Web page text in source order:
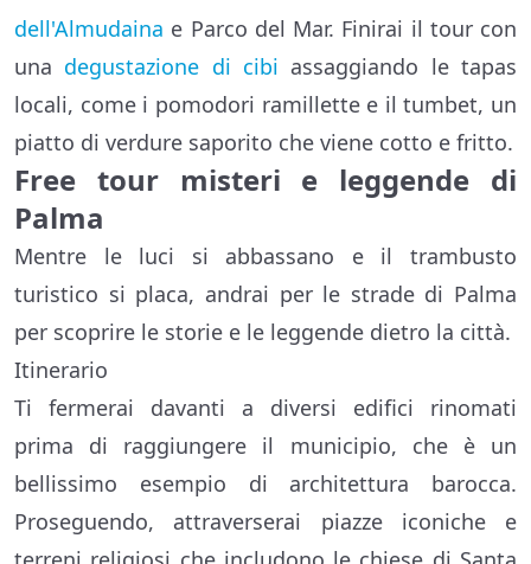
dell'Almudaina e Parco del Mar. Finirai il tour con
una degustazione di cibi assaggiando le tapas
locali, come i pomodori ramillette e il tumbet, un
piatto di verdure saporito che viene cotto e fritto.
Free tour misteri e leggende di
Palma
Mentre le luci si abbassano e il trambusto
turistico si placa, andrai per le strade di Palma
per scoprire le storie e le leggende dietro la città.
Itinerario
Ti fermerai davanti a diversi edifici rinomati
prima di raggiungere il municipio, che è un
bellissimo esempio di architettura barocca.
Proseguendo, attraverserai piazze iconiche e